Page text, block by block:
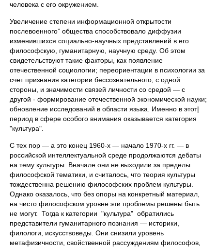
человека с его окружением.
Увеличение степени информационной открытости
послевоенного” общества способствовало диффузии
изменившихся социально-научных представлений в его
философскую, гуманитарную, научную среду. Об этом
свидетельствуют такие факторы, как появление
отечественной социологии; переориентации в психологии за
счет признания категории бессознательного, с одной
стороны, и значимости связей личности со средой — с
другой - формирование отечественной экономической науки;
обновление исследований в области языка. Именно в этот|
период в сфере особого внимания оказывается категория
"культура".
С тех пор — а это конец 1960-х — начало 1970-х гг. — в
российской интеллектуальной среде продолжаются дебаты
на тему культуры. Вначале они не выходили за пределы
философской тематики, и считалось, что теория культуры
тождественна решению философских проблем культуры.
Однако оказалось, что без опоры на конкретный материал,
на чисто философском уровне эти проблемы решены быть
не могут. Тогда к категории "культура" обратились
представители гуманитарного познания — историки,
филологи, искусствоведы. Они снизили уровень
метафизичности, свойственной рассуждениям философов,